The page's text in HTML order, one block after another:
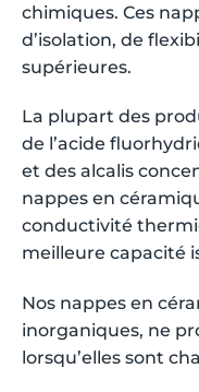
chimiques. Ces
d’isolation, de
supérieures.
La plupart des
de l’acide
et des alcalis
nappes en
conductivité
meilleure capacité
Nos nappes en
inorganiques, ne
lorsqu’elles sont